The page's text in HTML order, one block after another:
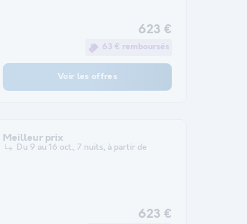
623 €
63 € remboursés
Voir les offres
Meilleur prix
Du 9 au 16 oct., 7 nuits, à partir de
623 €